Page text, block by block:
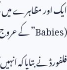
ایک اور مظاہرے
Babies)” کے عروج
فلفورڈ نے بتایا کہ